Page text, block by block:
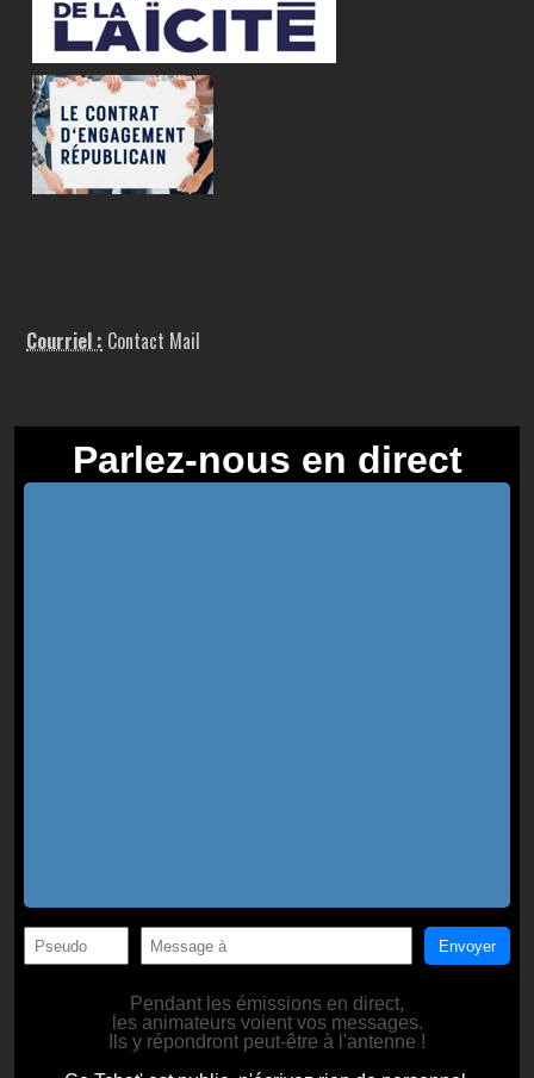
Courriel : Contact Mail